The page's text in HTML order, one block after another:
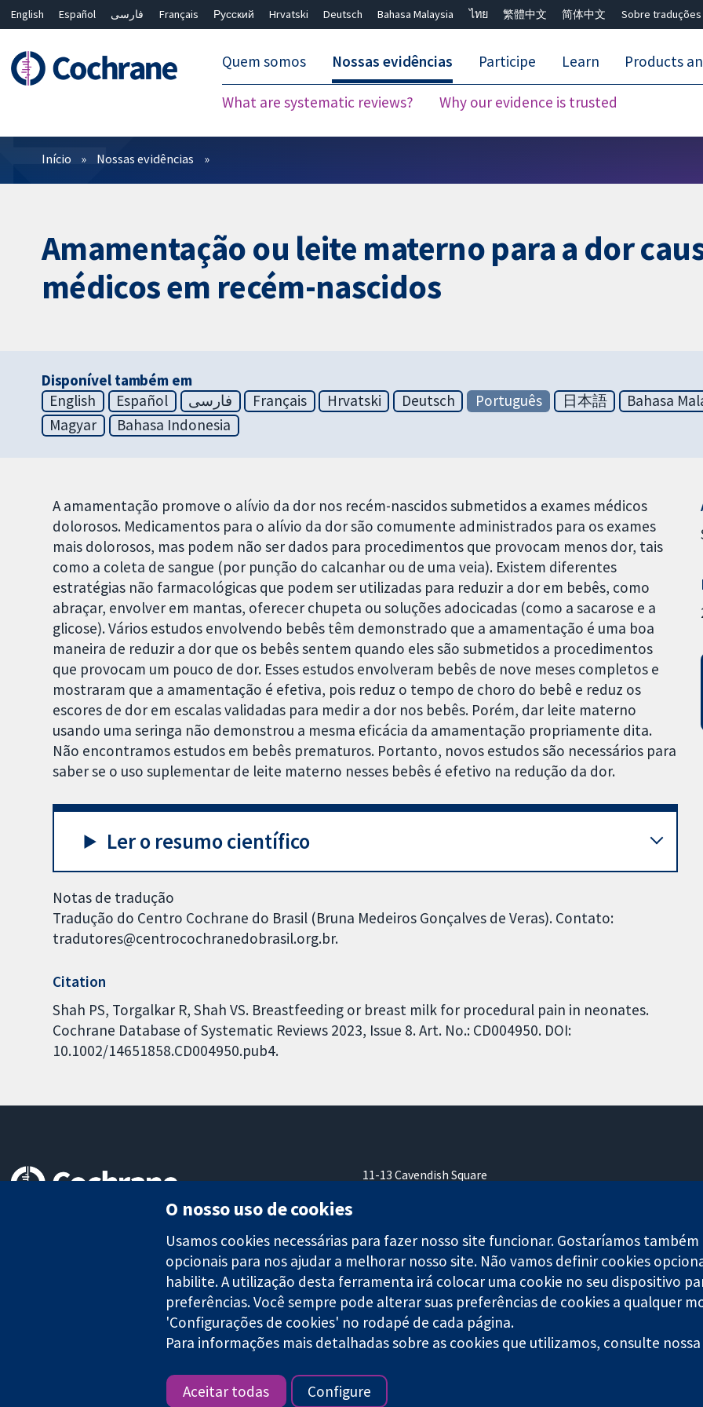
English Español فارسی Français Русский Hrvatski Deutsch Bahasa Malaysia ไทย 繁體中文 简体中文 Sobre traduções
Quem somos Nossas evidências
What are systematic reviews? Why our evidence is trusted
Participe Learn Products
Filtros
Início Nossas evidências
Amamentação ou leite materno para a dor
médicos em recém-nascidos
Disponível também em
English
Español فارسی Français Hrvatski Deutsch Português 日本語 Bahasa
Magyar
Bahasa Indonesia
A amamentação promove o alívio da dor nos recém-nascidos submetidos a exames médicos
dolorosos. Medicamentos para o alívio da dor são comumente administrados para os exames
mais dolorosos, mas podem não ser dados para procedimentos que provocam menos dor, tais
como a coleta de sangue (por punção do calcanhar ou de uma veia). Existem diferentes
estratégias não farmacológicas que podem ser utilizadas para reduzir a dor em bebês, como
abraçar, envolver em mantas, oferecer chupeta ou soluções adocicadas (como a sacarose e a
glicose). Vários estudos envolvendo bebês têm demonstrado que a amamentação é uma boa
maneira de reduzir a dor que os bebês sentem quando eles são submetidos a procedimentos
que provocam um pouco de dor. Esses estudos envolveram bebês de nove meses completos e
mostraram que a amamentação é efetiva, pois reduz o tempo de choro do bebê e reduz os
escores de dor em escalas validadas para medir a dor nos bebês. Porém, dar leite materno
usando uma seringa não demonstrou a mesma eficácia da amamentação propriamente dita.
Não encontramos estudos em bebês prematuros. Portanto, novos estudos são necessários para
saber se o uso suplementar de leite materno nesses bebês é efetivo na redução da dor.
Ler o resumo científico
Notas de tradução
Tradução do Centro Cochrane do Brasil (Bruna Medeiros Gonçalves de Veras). Contato:
tradutores@centrocochranedobrasil.org.br.
Citation
Shah PS, Torgalkar R, Shah VS. Breastfeeding or breast milk for procedural pain in neonates.
Cochrane Database of Systematic Reviews 2023, Issue 8. Art. No.: CD004950. DOI:
10.1002/14651858.CD004950.pub4.
11-13 Cavendish Square
A Cochrane Collaboration é uma organização sem fins lucrativos (caridade nº 1045921) e uma empresa limitada por garantia (nº
Termos e condições do site
O nosso uso de cookies
Usamos cookies necessárias para fazer nosso site funcionar. Gostaríamos
opcionais para nos ajudar a melhorar nosso site. Não vamos definir cookies
habilite. A utilização desta ferramenta irá colocar uma cookie no seu dispositivo
preferências. Você sempre pode alterar suas preferências de cookies a qualquer
'Configurações de cookies' no rodapé de cada página.
Para informações mais detalhadas sobre as cookies que utilizamos, consulte nossa
Aceitar todas Configure